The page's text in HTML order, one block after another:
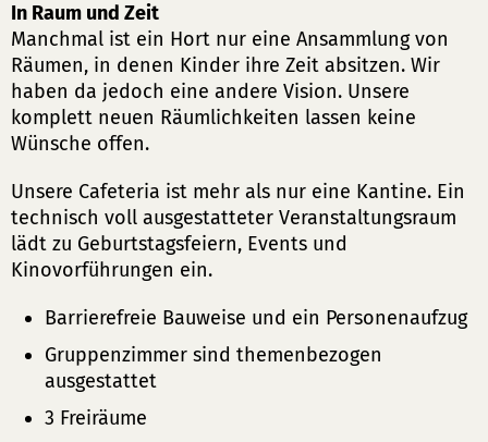
In Raum und Zeit
Manchmal ist ein Hort nur eine Ansammlung von
Räumen, in denen Kinder ihre Zeit absitzen. Wir
haben da jedoch eine andere Vision. Unsere
komplett neuen Räumlichkeiten lassen keine
Wünsche offen.
Unsere Cafeteria ist mehr als nur eine Kantine. Ein
technisch voll ausgestatteter Veranstaltungsraum
lädt zu Geburtstagsfeiern, Events und
Kinovorführungen ein.
Barrierefreie Bauweise und ein Personenaufzug
Gruppenzimmer sind themenbezogen
ausgestattet
3 Freiräume